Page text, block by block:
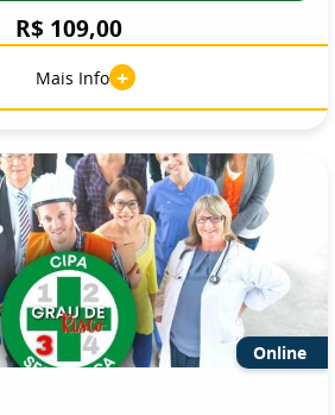
R$ 109,00
Mais Info +
Online